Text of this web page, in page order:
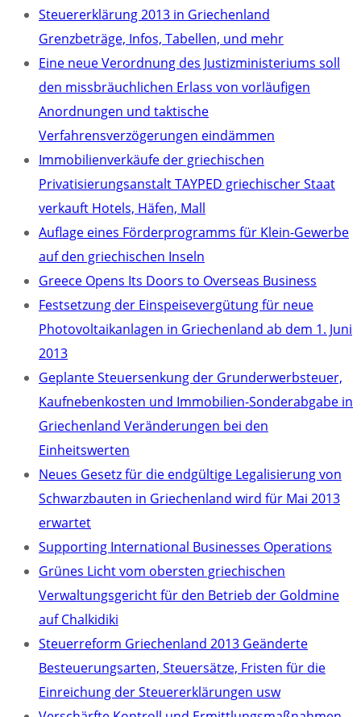
Steuererklärung 2013 in Griechenland
Grenzbeträge, Infos, Tabellen, und mehr
Eine neue Verordnung des Justizministeriums soll
den missbräuchlichen Erlass von vorläufigen
Anordnungen und taktische
Verfahrensverzögerungen eindämmen
Immobilienverkäufe der griechischen
Privatisierungsanstalt TAYPED griechischer Staat
verkauft Hotels, Häfen, Mall
Auflage eines Förderprogramms für Klein-Gewerbe
auf den griechischen Inseln
Greece Opens Its Doors to Overseas Business
Festsetzung der Einspeisevergütung für neue
Photovoltaikanlagen in Griechenland ab dem 1. Juni
2013
Geplante Steuersenkung der Grunderwerbsteuer,
Kaufnebenkosten und Immobilien-Sonderabgabe in
Griechenland Veränderungen bei den
Einheitswerten
Neues Gesetz für die endgültige Legalisierung von
Schwarzbauten in Griechenland wird für Mai 2013
erwartet
Supporting International Businesses Operations
Grünes Licht vom obersten griechischen
Verwaltungsgericht für den Betrieb der Goldmine
auf Chalkidiki
Steuerreform Griechenland 2013 Geänderte
Besteuerungsarten, Steuersätze, Fristen für die
Einreichung der Steuererklärungen usw